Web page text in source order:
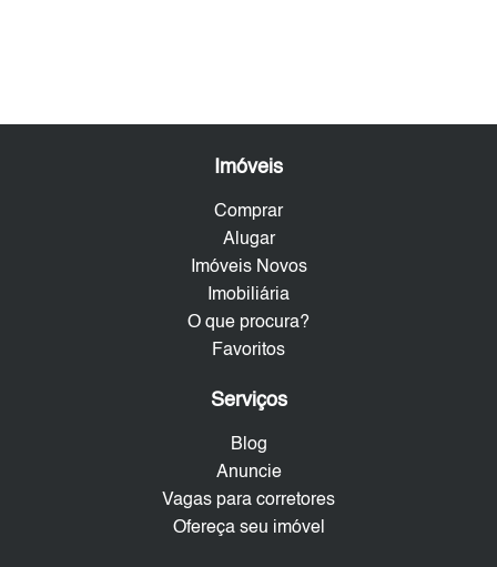
Imóveis
Comprar
Alugar
Imóveis Novos
Imobiliária
O que procura?
Favoritos
Serviços
Blog
Anuncie
Vagas para corretores
Ofereça seu imóvel